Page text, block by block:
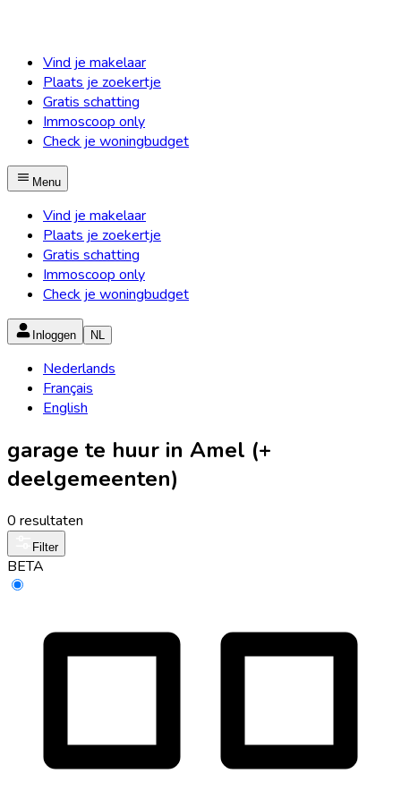
Vind je makelaar
Plaats je zoekertje
Gratis schatting
Immoscoop only
Check je woningbudget
Menu
Vind je makelaar
Plaats je zoekertje
Gratis schatting
Immoscoop only
Check je woningbudget
Inloggen NL
Nederlands
Français
English
garage te huur in Amel (+
deelgemeenten)
0 resultaten
Filter
BETA